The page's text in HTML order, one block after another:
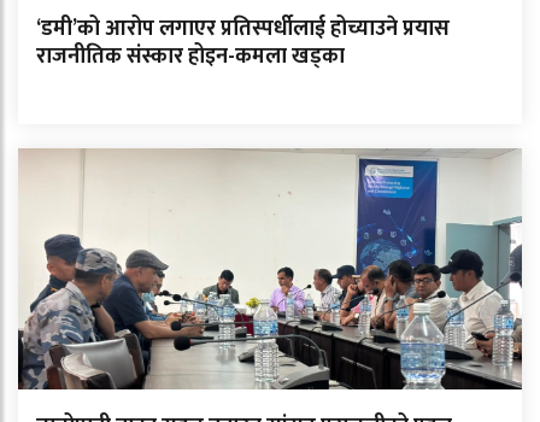
‘डमी’को आरोप लगाएर प्रतिस्पर्धीलाई होच्याउने प्रयास
राजनीतिक संस्कार होइन-कमला खड्का